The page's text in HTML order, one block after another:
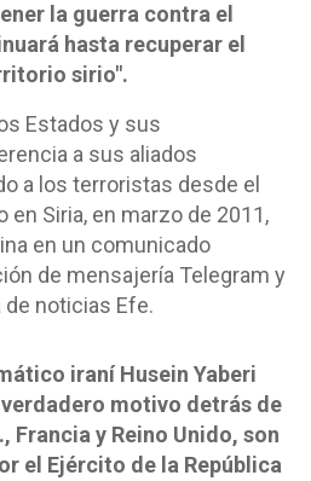
la guerra contra el
hasta recuperar el
sirio".
Estados y sus
a sus aliados
a los terroristas desde el
Siria, en marzo de 2011,
en un comunicado
de mensajería Telegram y
noticias Efe.
iraní Husein Yaberi
verdadero motivo detrás de
Francia y Reino Unido, son
el Ejército de la República